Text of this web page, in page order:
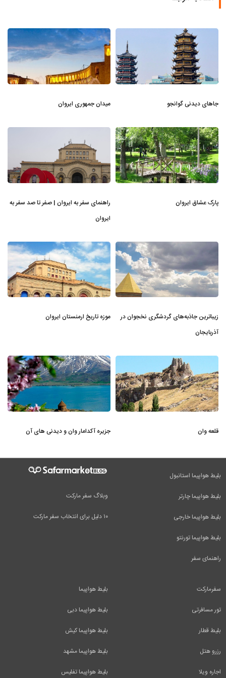
جاهای دیدنی گوانجو میدان جمهوری ایروان
پارک عشاق ایروان
راهنمای سفر به ایروان | صفر تا صد سفر به
ایروان
زیباترین جاذبه‌های گردشگری نخجوان در
آذربایجان
موزه تاریخ ارمنستان ایروان
قلعه وان جزیره آکدامار وان و دیدنی های آن
وبلاگ سفر مارکت
۱۰ دلیل برای انتخاب سفر مارکت
بلیط هواپیما استانبول
بلیط هواپیما چارتر
بلیط هواپیما خارجی
بلیط هواپیما تورنتو
راهنمای سفر
بلیط هواپیما
بلیط هواپیما دبی
بلیط هواپیما کیش
بلیط هواپیما مشهد
بلیط هواپیما تفلیس
سفرمارکت
تور مسافرتی
بلیط قطار
رزرو هتل
اجاره ویلا